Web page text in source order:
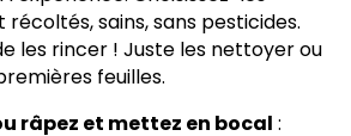
sains, sans pesticides.
les rincer ! Juste les nettoyer ou
feuilles.
râpez et mettez en bocal :